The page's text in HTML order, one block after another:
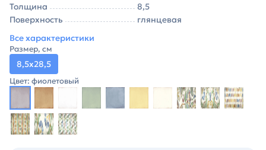
Толщина
8,5
Поверхность
глянцевая
Все характеристики
Размер, см
8,5х28,5
Цвет: фиолетовый